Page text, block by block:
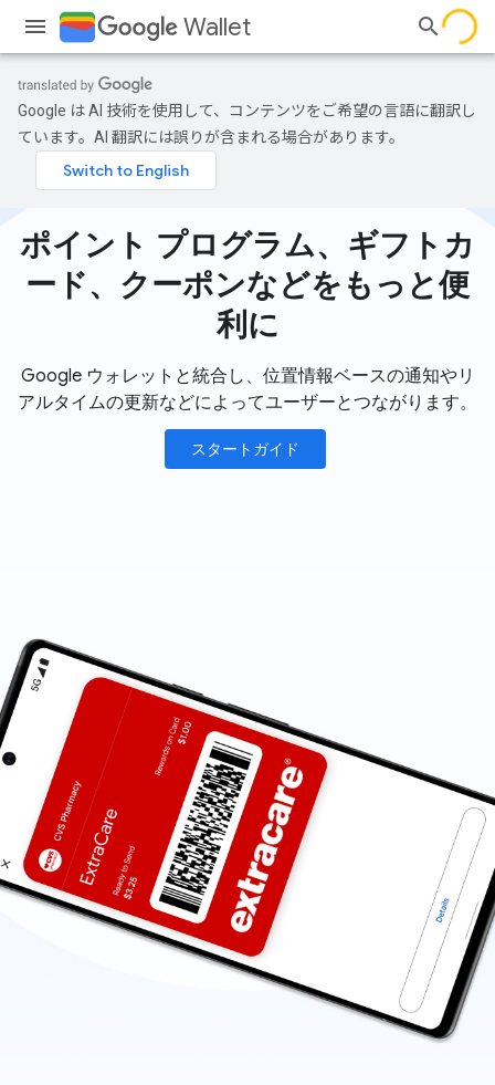
Wallet
Google は AI 技術を使用して、コンテンツをご希望の言語に翻訳し
ています。AI 翻訳には誤りが含まれる場合があります。
ポイント プログラム、ギフトカ
ード、クーポンなどをもっと便
利に
Google ウォレットと統合し、位置情報ベースの通知やリ
アルタイムの更新などによってユーザーとつながります。
スタートガイド